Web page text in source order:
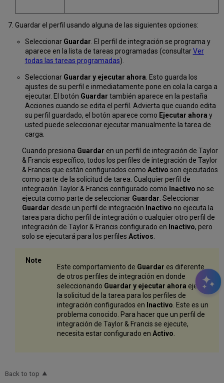
Guardar el perfil usando alguna de las siguientes opciones:
Seleccionar Guardar . El perfil de integración se programa y
aparece en la lista de tareas programadas (consultarVer
todas las tareas programadas).
Seleccionar Guardar y ejecutar ahora . Esto guarda los
ajustes de su perfil e inmediatamente pone en cola la carga a
ejecutar. El botón Guardar también aparece en la pestaña
Acciones cuando se edita el perfil. Advierta que cuando edita
su perfil guardado, el botón aparece como Ejecutar ahora y
usted puede seleccionar ejecutar manualmente la tarea de
carga.
Cuando presiona Guardar en un perfil de integración de Taylor
& Francis específico, todos los perfiles de integración de Taylor
& Francis que están configurados como Activo son ejecutados
como parte de la solicitud de tarea. Cualquier perfil de
integración Taylor & Francis configurado como Inactivo no se
ejecuta como parte de seleccionar Guardar . Seleccionar
Guardar desde un perfil de integración Inactivo no ejecuta la
tarea para dicho perfil de integración o cualquier otro perfil de
integración de Taylor & Francis configurado en Inactivo, pero
solo se ejecutará para los perfiles Activos
Este comportamiento de Guardar es diferente
de otros perfiles de integración en donde
seleccionando Guardar y ejecutar ahora ejecuta
la solicitud de la tarea para los perfiles de
integración configurados en Inactivo . Este es un
problema conocido. Para hacer que un perfil de
integración de Taylor & Francis se ejecute,
necesita estar configurado en Activo
Back to top